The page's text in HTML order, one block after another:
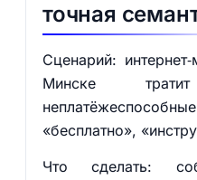
точная
Сценарий:
Минске
«бесплатно»,
Что сделать: